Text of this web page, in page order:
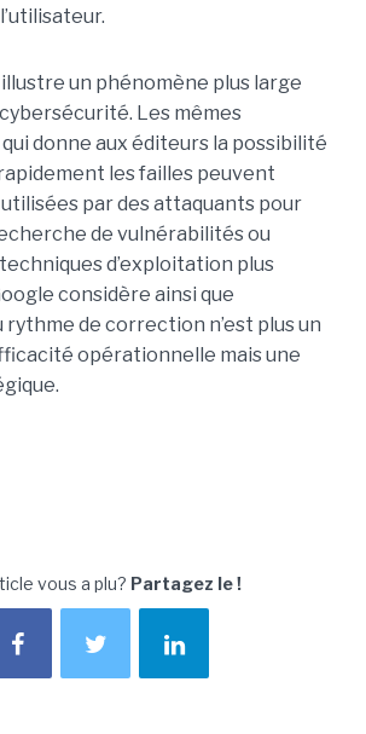
un phénomène plus large
Les mêmes
donne aux éditeurs la possibilité
les failles peuvent
par des attaquants pour
de vulnérabilités ou
d’exploitation plus
considère ainsi que
rythme de correction n’est plus un
opérationnelle mais une
vous a plu? Partagez le !